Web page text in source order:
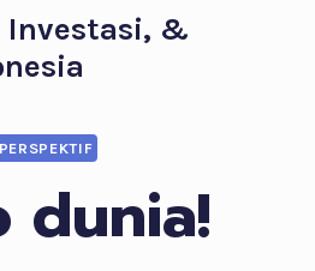
Investasi, &
PERSPEKTIF
dunia!